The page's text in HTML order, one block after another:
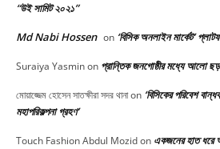
“উই সামিট ২০২১”
Md Nabi Hossen on ‘বিসিক অনলাইন মার্কেট’
Suraiya Yasminon প্রান্তিক জনগোষ্ঠীর মধ্যে আলো
মোয়াজ্জেম হোসেন সাতক্ষীরা সদর থানাon ‘বিসিকের পরিবেশ
মহাপরিকল্পনা গ্রহণ’
Touch Fashion Abdul Mozidon একজনের হাত ধরে